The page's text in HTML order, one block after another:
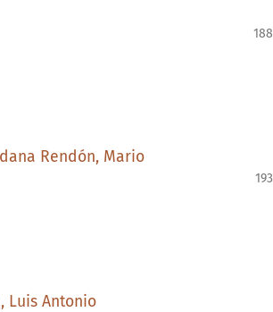
188
Rendón, Mario
193
Luis Antonio